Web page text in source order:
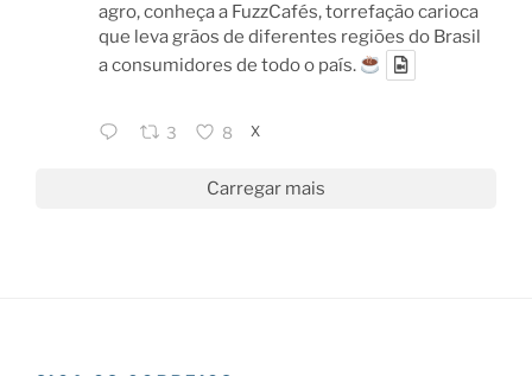
agro, conheça a FuzzCafés, torrefação carioca
que leva grãos de diferentes regiões do Brasil
a consumidores de todo o país.
3 8 X
Carregar mais